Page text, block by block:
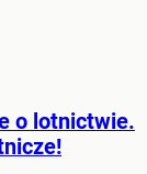
o lotnictwie.